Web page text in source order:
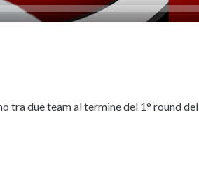
tra due team al termine del 1° round del